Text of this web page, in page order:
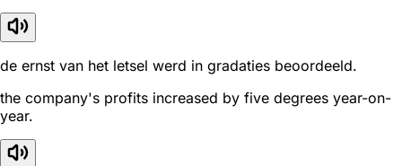
de ernst van het letsel werd in gradaties beoordeeld.
the company's profits increased by five degrees year-on-
year.